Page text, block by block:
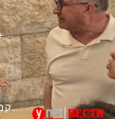
1315389#משפחות שכולות שמתנגדות להקמת ועדת חקירה צועקות מחוץ לדיון